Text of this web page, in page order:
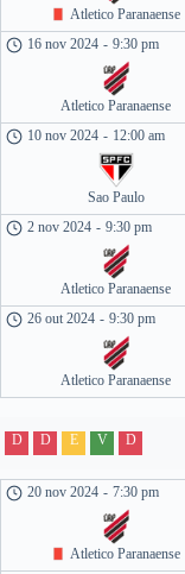
Atletico Paranaense
16 nov 2024 - 9:30 pm
Atletico Paranaense
10 nov 2024 - 12:00 am
Sao Paulo
2 nov 2024 - 9:30 pm
Atletico Paranaense
26 out 2024 - 9:30 pm
Atletico Paranaense
D D E V D
20 nov 2024 - 7:30 pm
Atletico Paranaense